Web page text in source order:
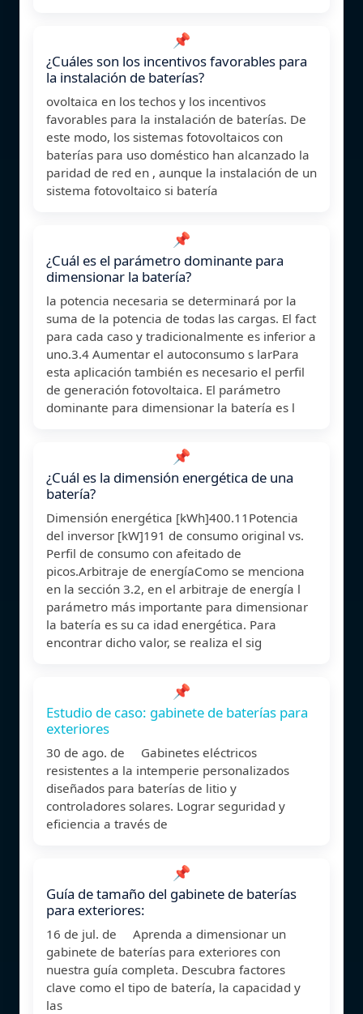
📌
¿Cuáles son los incentivos favorables para
la instalación de baterías?
ovoltaica en los techos y los incentivos
favorables para la instalación de baterías. De
este modo, los sistemas fotovoltaicos con
baterías para uso doméstico han alcanzado la
paridad de red en , aunque la instalación de un
sistema fotovoltaico si batería
📌
¿Cuál es el parámetro dominante para
dimensionar la batería?
la potencia necesaria se determinará por la
suma de la potencia de todas las cargas. El fact
para cada caso y tradicionalmente es inferior a
uno.3.4 Aumentar el autoconsumo s larPara
esta aplicación también es necesario el perfil
de generación fotovoltaica. El parámetro
dominante para dimensionar la batería es l
📌
¿Cuál es la dimensión energética de una
batería?
Dimensión energética [kWh]400.11Potencia
del inversor [kW]191 de consumo original vs.
Perfil de consumo con afeitado de
picos.Arbitraje de energíaComo se menciona
en la sección 3.2, en el arbitraje de energía l
parámetro más importante para dimensionar
la batería es su ca idad energética. Para
encontrar dicho valor, se realiza el sig
📌
Estudio de caso: gabinete de baterías para
exteriores
30 de ago. de Gabinetes eléctricos
resistentes a la intemperie personalizados
diseñados para baterías de litio y
controladores solares. Lograr seguridad y
eficiencia a través de
📌
Guía de tamaño del gabinete de baterías
para exteriores:
16 de jul. de Aprenda a dimensionar un
gabinete de baterías para exteriores con
nuestra guía completa. Descubra factores
clave como el tipo de batería, la capacidad y
las